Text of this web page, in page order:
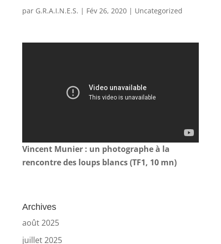
par G.R.A.I.N.E.S. | Fév 26, 2020| Uncategorized
Vincent Munier : un photographe à la
rencontre des loups blancs (TF1, 10 mn)
Archives
août 2025
juillet 2025